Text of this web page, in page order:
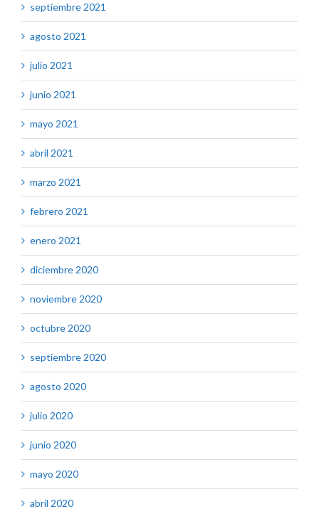
septiembre 2021
agosto 2021
julio 2021
junio 2021
mayo 2021
abril 2021
marzo 2021
febrero 2021
enero 2021
diciembre 2020
noviembre 2020
octubre 2020
septiembre 2020
agosto 2020
julio 2020
junio 2020
mayo 2020
abril 2020